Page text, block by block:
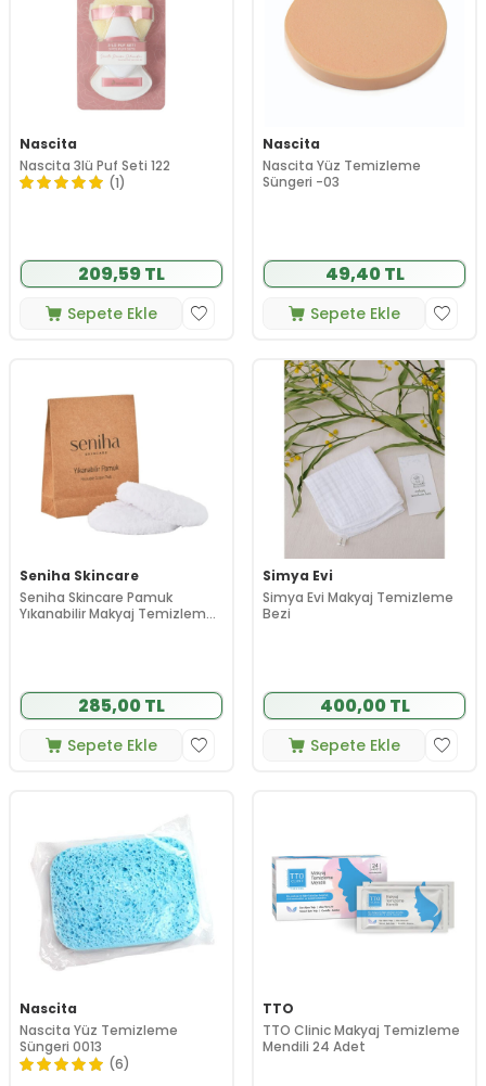
Nascita
Nascita 3lü Puf Seti 122
(1)
209,59 TL
Sepete Ekle
Nascita
Nascita Yüz Temizleme
Süngeri -03
49,40 TL
Sepete Ekle
Seniha Skincare
Seniha Skincare Pamuk
Yıkanabilir Makyaj Temizleme
285,00 TL
Sepete Ekle
Simya Evi
Simya Evi Makyaj Temizleme
Bezi
400,00 TL
Sepete Ekle
Nascita
Nascita Yüz Temizleme
Süngeri 0013
(6)
TTO
TTO Clinic Makyaj Temizleme
Mendili 24 Adet